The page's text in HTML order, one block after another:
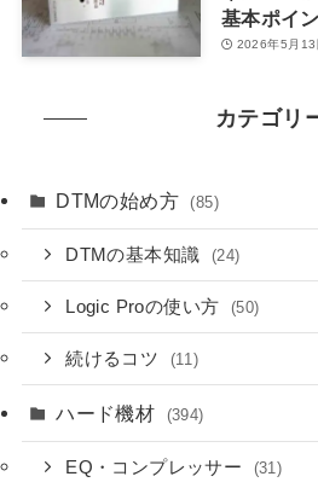
基本ポイ
2026年5月13
カテゴリ
DTMの始め方 (85)
DTMの基本知識 (24)
Logic Proの使い方 (50)
続けるコツ (11)
ハード機材 (394)
EQ・コンプレッサー (31)